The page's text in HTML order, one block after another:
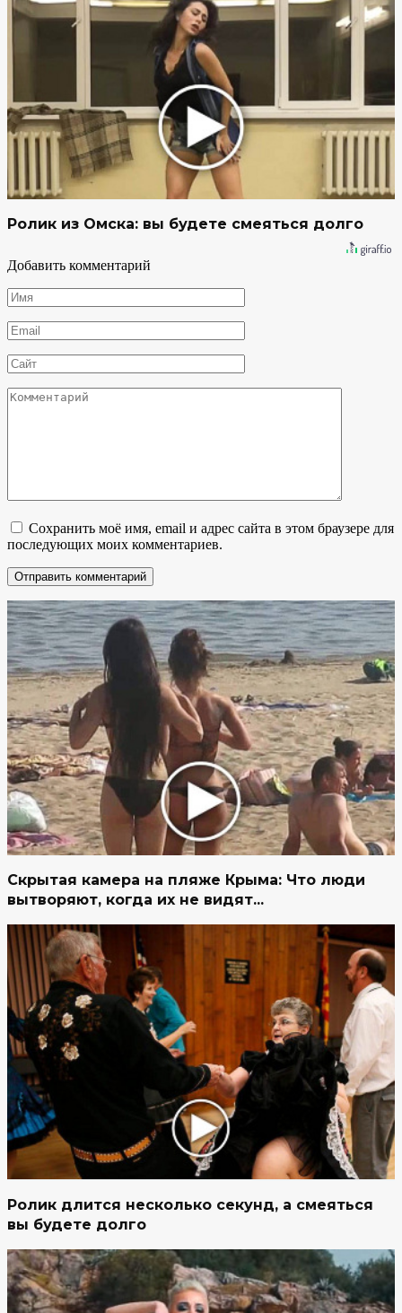
Ролик из Омска: вы будете смеяться долго
Добавить комментарий
Имя
*
Email
*
Сайт
Комментарий
Сохранить моё имя, email и адрес сайта в этом браузере для
последующих моих комментариев.
Скрытая камера на пляже Крыма: Что люди
вытворяют, когда их не видят...
Ролик длится несколько секунд, а смеяться
вы будете долго